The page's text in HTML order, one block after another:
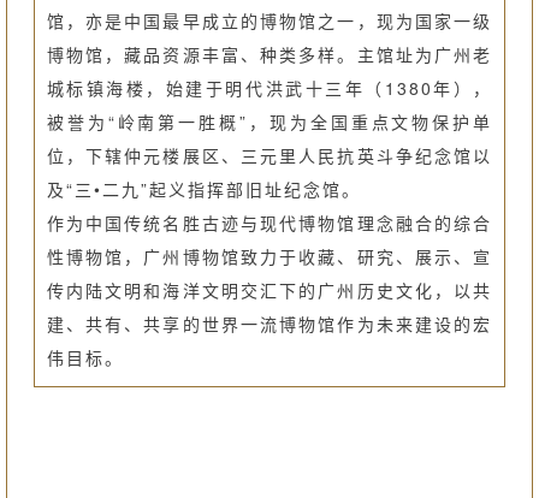
馆，亦是中国最早成立的博物馆之一，现为国家一级
博物馆，藏品资源丰富、种类多样。主馆址为广州老
城标镇海楼，始建于明代洪武十三年（1380年），
被誉为“岭南第一胜概”，现为全国重点文物保护单
位，下辖仲元楼展区、三元里人民抗英斗争纪念馆以
及“三•二九”起义指挥部旧址纪念馆。
作为中国传统名胜古迹与现代博物馆理念融合的综合
性博物馆，广州博物馆致力于收藏、研究、展示、宣
传内陆文明和海洋文明交汇下的广州历史文化，以共
建、共有、共享的世界一流博物馆作为未来建设的宏
伟目标。